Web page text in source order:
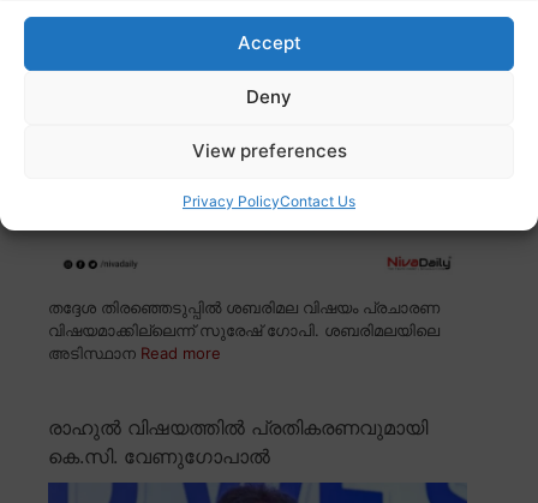
Accept
Deny
View preferences
Privacy PolicyContact Us
തദ്ദേശ തിരഞ്ഞെടുപ്പിൽ ശബരിമല വിഷയം പ്രചാരണ
വിഷയമാക്കില്ലെന്ന് സുരേഷ് ഗോപി. ശബരിമലയിലെ
അടിസ്ഥാന Read more
രാഹുൽ വിഷയത്തിൽ പ്രതികരണവുമായി
കെ.സി. വേണുഗോപാൽ